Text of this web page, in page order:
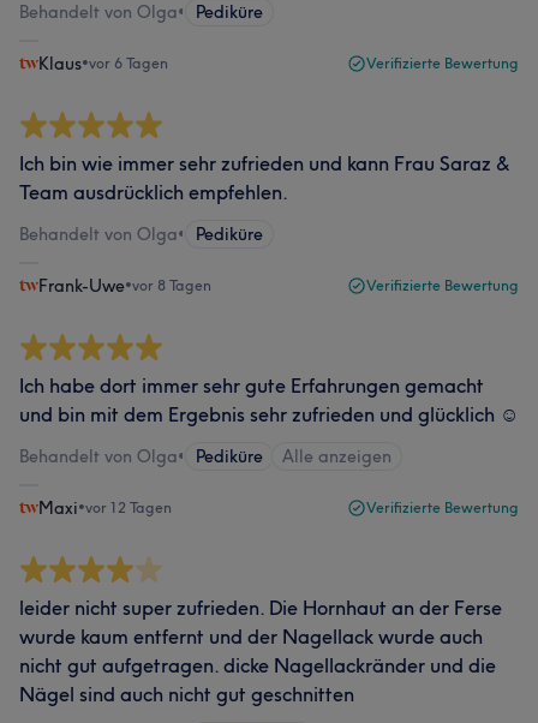
Behandelt von Olga• Pediküre
Klaus•vor 6 Tagen Verifizierte Bewertung
Ich bin wie immer sehr zufrieden und kann Frau Saraz &
Team ausdrücklich empfehlen.
Behandelt von Olga• Pediküre
Frank-Uwe•vor 8 Tagen Verifizierte Bewertung
Ich habe dort immer sehr gute Erfahrungen gemacht
und bin mit dem Ergebnis sehr zufrieden und glücklich ☺️
Behandelt von Olga• Pediküre Alle anzeigen
Maxi•vor 12 Tagen Verifizierte Bewertung
leider nicht super zufrieden. Die Hornhaut an der Ferse
wurde kaum entfernt und der Nagellack wurde auch
nicht gut aufgetragen. dicke Nagellackränder und die
Nägel sind auch nicht gut geschnitten